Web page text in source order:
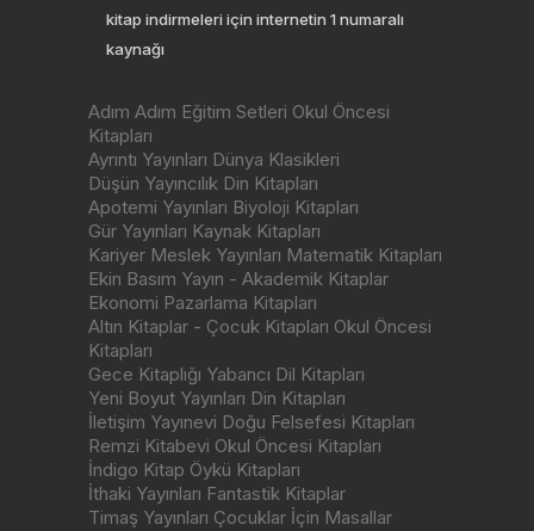
kitap indirmeleri için internetin 1 numaralı
kaynağı
Adım Adım Eğitim Setleri Okul Öncesi
Kitapları
Ayrıntı Yayınları Dünya Klasikleri
Düşün Yayıncılık Din Kitapları
Apotemi Yayınları Biyoloji Kitapları
Gür Yayınları Kaynak Kitapları
Kariyer Meslek Yayınları Matematik Kitapları
Ekin Basım Yayın - Akademik Kitaplar
Ekonomi Pazarlama Kitapları
Altın Kitaplar - Çocuk Kitapları Okul Öncesi
Kitapları
Gece Kitaplığı Yabancı Dil Kitapları
Yeni Boyut Yayınları Din Kitapları
İletişim Yayınevi Doğu Felsefesi Kitapları
Remzi Kitabevi Okul Öncesi Kitapları
İndigo Kitap Öykü Kitapları
İthaki Yayınları Fantastik Kitaplar
Timaş Yayınları Çocuklar İçin Masallar